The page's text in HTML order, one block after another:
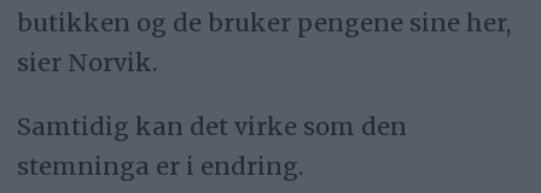
butikken og de bruker pengene sine her,
sier Norvik.
Samtidig kan det virke som den
stemninga er i endring.